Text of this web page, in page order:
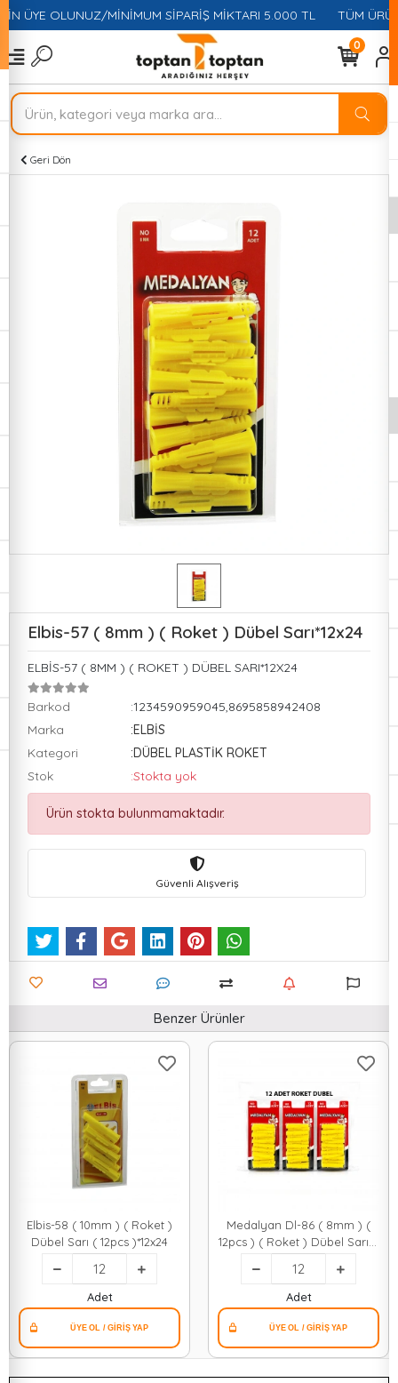
ÜYE OLUNUZ/MİNİMUM SİPARİŞ MİKTARI 5.000 TL TÜM
0
Geri Dön
Elbis-57 ( 8mm ) ( Roket ) Dübel Sarı*12x24
ELBİS-57 ( 8MM ) ( ROKET ) DÜBEL SARI*12X24
Barkod
:1234590959045,8695858942408
Marka
:ELBİS
Kategori
:DÜBEL PLASTİK ROKET
Stok
:Stokta yok
Ürün stokta bulunmamaktadır.
Güvenli Alışveriş
Benzer Ürünler
Elbis-58 ( 10mm ) ( Roket )
Dübel Sarı ( 12pcs )*12x24
Adet
Medalyan Dl-86 ( 8mm ) (
12pcs ) ( Roket ) Dübel Sarı &
Plastik*12x9
Adet